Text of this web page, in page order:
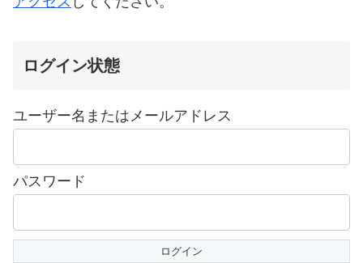
ログイン状態
ユーザー名またはメールアドレス
パスワード